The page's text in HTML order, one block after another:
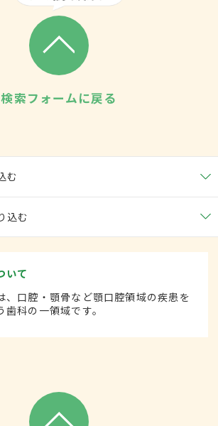
検索フォームに戻る
む
込む
いて
、口腔・顎骨など顎口腔領域の疾患を
科の一領域です。